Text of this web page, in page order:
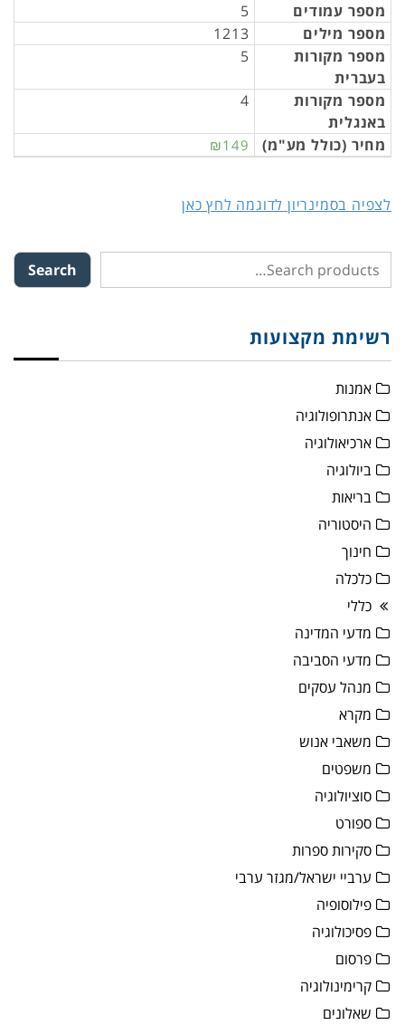
מספר עמודים
5
מספר מילים
1213
מספר מקורות
בעברית
5
מספר מקורות
באנגלית
4
מחיר (כולל מע"מ) ₪149
לצפיה בסמינריון לדוגמה לחץ כאן
Search
רשימת מקצועות
אמנות
אנתרופולוגיה
ארכיאולוגיה
ביולוגיה
בריאות
היסטוריה
חינוך
כלכלה
כללי
מדעי המדינה
מדעי הסביבה
מנהל עסקים
מקרא
משאבי אנוש
משפטים
סוציולוגיה
ספורט
סקירות ספרות
ערביי ישראל/מגזר ערבי
פילוסופיה
פסיכולוגיה
פרסום
קרימינולוגיה
שאלונים